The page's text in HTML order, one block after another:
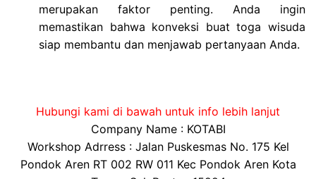
merupakan faktor penting. Anda ingin
memastikan bahwa konveksi buat toga wisuda
siap membantu dan menjawab pertanyaan Anda.
Hubungi kami di bawah untuk info lebih lanjut
Company Name : KOTABI
Workshop Adrress : Jalan Puskesmas No. 175 Kel
Pondok Aren RT 002 RW 011 Kec Pondok Aren Kota